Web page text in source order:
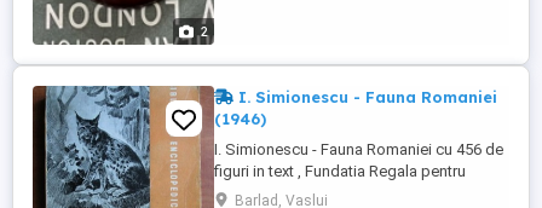
2
I. Simionescu - Fauna Romaniei
(1946)
I. Simionescu - Fauna Romaniei cu 456 de
figuri in text , Fundatia Regala pentru
Literatura si Arta 1946 , 488 pagini , stare
Barlad, Vaslui